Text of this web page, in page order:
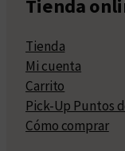
Tienda
Tienda
Mi cuenta
Carrito
Pick-Up Puntos
Cómo comprar